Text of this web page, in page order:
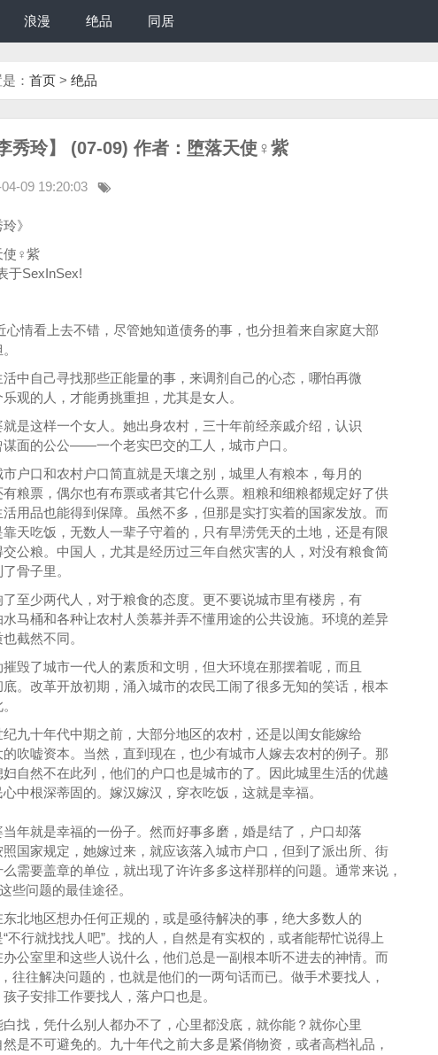
浪漫 绝品 同居
： 首页 > 绝品
秀玲】 (07-09) 作者：堕落天使♀紫
09 19:20:03
》
使♀紫
于SexInSex!
看上去不错，尽管她知道债务的事，也分担着来自家庭大部
中自己寻找那些正能量的事，来调剂自己的心态，哪怕再微
观的人，才能勇挑重担，尤其是女人。
是这样一个女人。她出身农村，三十年前经亲戚介绍，认识
谋面的公公——一个老实巴交的工人，城市户口。
户口和农村户口简直就是天壤之别，城里人有粮本，每月的
有粮票，偶尔也有布票或者其它什么票。粗粮和细粮都规定好了供
活用品也能得到保障。虽然不多，但那是实打实着的国家发放。而
靠天吃饭，无数人一辈子守着的，只有旱涝凭天的土地，还是有限
交公粮。中国人，尤其是经历过三年自然灾害的人，对没有粮食简
骨子里。
至少两代人，对于粮食的态度。更不要说城市里有楼房，有
水马桶和各种让农村人羡慕并弄不懂用途的公共设施。环境的差异
截然不同。
毁了城市一代人的素质和文明，但大环境在那摆着呢，而且
底。改革开放初期，涌入城市的农民工闹了很多无知的笑话，根本
九十年代中期之前，大部分地区的农村，还是以闺女能嫁给
吹嘘资本。当然，直到现在，也少有城市人嫁去农村的例子。那
自然不在此列，他们的户口也是城市的了。因此城里生活的优越
中根深蒂固的。嫁汉嫁汉，穿衣吃饭，这就是幸福。
年就是幸福的一份子。然而好事多磨，婚是结了，户口却落
国家规定，她嫁过来，就应该落入城市户口，但到了派出所、街
需要盖章的单位，就出现了许许多多这样那样的问题。通常来说，
些问题的最佳途径。
北地区想办任何正规的，或是亟待解决的事，绝大多数人的
不行就找找人吧”。找的人，自然是有实权的，或者能帮忙说得上
公室里和这些人说什么，他们总是一副根本听不进去的神情。而
往往解决问题的，也就是他们的一两句话而已。做手术要找人，
子安排工作要找人，落户口也是。
找，凭什么别人都办不了，心里都没底，就你能？就你心里
是不可避免的。九十年代之前大多是紧俏物资，或者高档礼品，